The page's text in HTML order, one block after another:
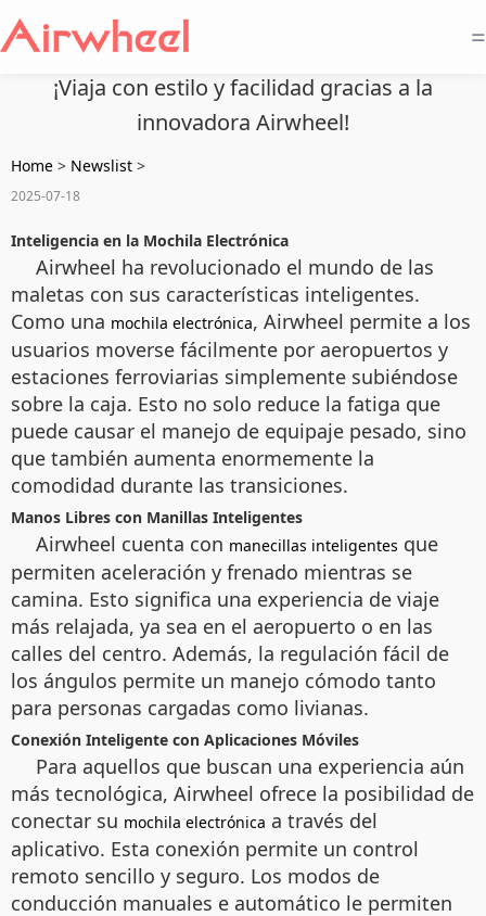
=
¡Viaja con estilo y facilidad gracias a la
innovadora Airwheel!
Home > Newslist >
2025-07-18
Inteligencia en la Mochila Electrónica
Airwheel ha revolucionado el mundo de las
maletas con sus características inteligentes.
Como una mochila electrónica, Airwheel permite a los
usuarios moverse fácilmente por aeropuertos y
estaciones ferroviarias simplemente subiéndose
sobre la caja. Esto no solo reduce la fatiga que
puede causar el manejo de equipaje pesado, sino
que también aumenta enormemente la
comodidad durante las transiciones.
Manos Libres con Manillas Inteligentes
Airwheel cuenta con manecillas inteligentes que
permiten aceleración y frenado mientras se
camina. Esto significa una experiencia de viaje
más relajada, ya sea en el aeropuerto o en las
calles del centro. Además, la regulación fácil de
los ángulos permite un manejo cómodo tanto
para personas cargadas como livianas.
Conexión Inteligente con Aplicaciones Móviles
Para aquellos que buscan una experiencia aún
más tecnológica, Airwheel ofrece la posibilidad de
conectar su mochila electrónica a través del
aplicativo. Esta conexión permite un control
remoto sencillo y seguro. Los modos de
conducción manuales e automático le permiten